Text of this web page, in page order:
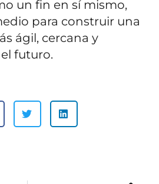
un fin en sí mismo,
para construir una
ágil, cercana y
futuro.